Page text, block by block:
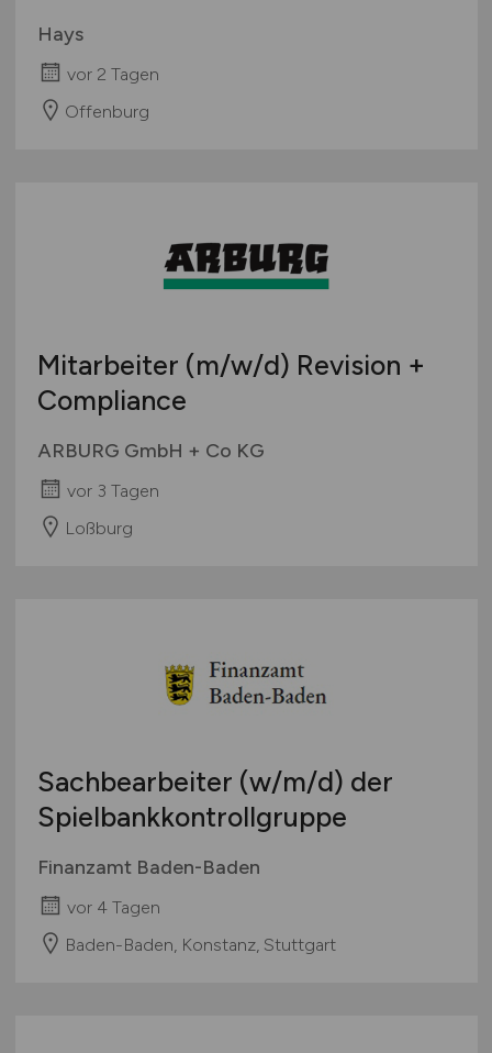
Hays
vor 2 Tagen
Offenburg
Mitarbeiter (m/w/d) Revision +
Compliance
ARBURG GmbH + Co KG
vor 3 Tagen
Loßburg
Sachbearbeiter (w/m/d) der
Spielbankkontrollgruppe
Finanzamt Baden-Baden
vor 4 Tagen
Baden-Baden, Konstanz, Stuttgart